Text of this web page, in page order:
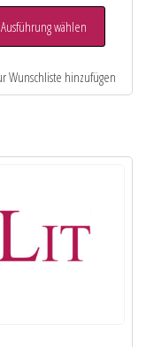
Ausführung wählen